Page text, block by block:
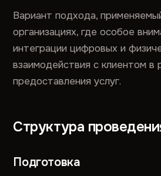
Вариант подхода,
организациях, где особое
интеграции цифровых и
взаимодействия с клиентом в
предоставления услуг.
Структура
Подготовка